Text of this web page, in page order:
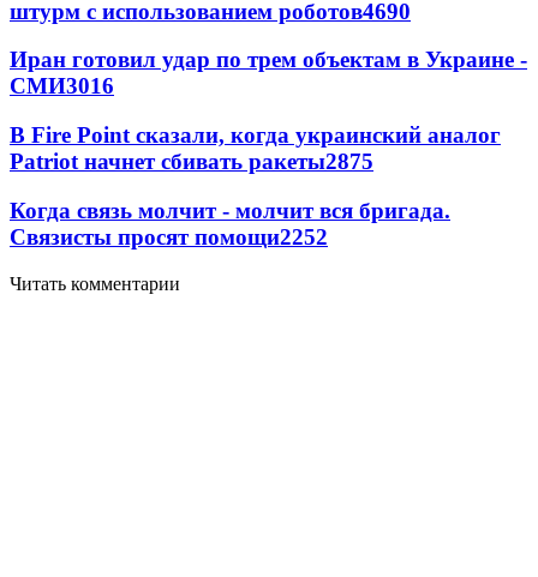
штурм с использованием роботов4690
Иран готовил удар по трем объектам в Украине -
СМИ3016
В Fire Point сказали, когда украинский аналог
Patriot начнет сбивать ракеты2875
Когда связь молчит - молчит вся бригада.
Связисты просят помощи2252
Читать комментарии